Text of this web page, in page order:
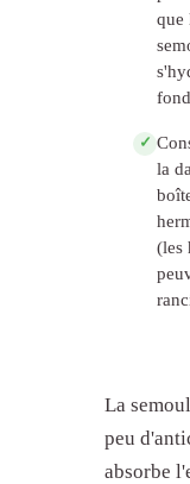
que
fond
✓
la
(les
La
peu
absorbe